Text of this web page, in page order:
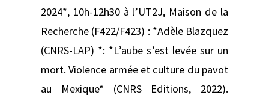
2024*, 10h-12h30 à l’UT2J, Maison de la
Recherche (F422/F423) : *Adèle Blazquez
(CNRS-LAP) *: *L’aube s’est levée sur un
mort. Violence armée et culture du pavot
au Mexique* (CNRS Editions, 2022).